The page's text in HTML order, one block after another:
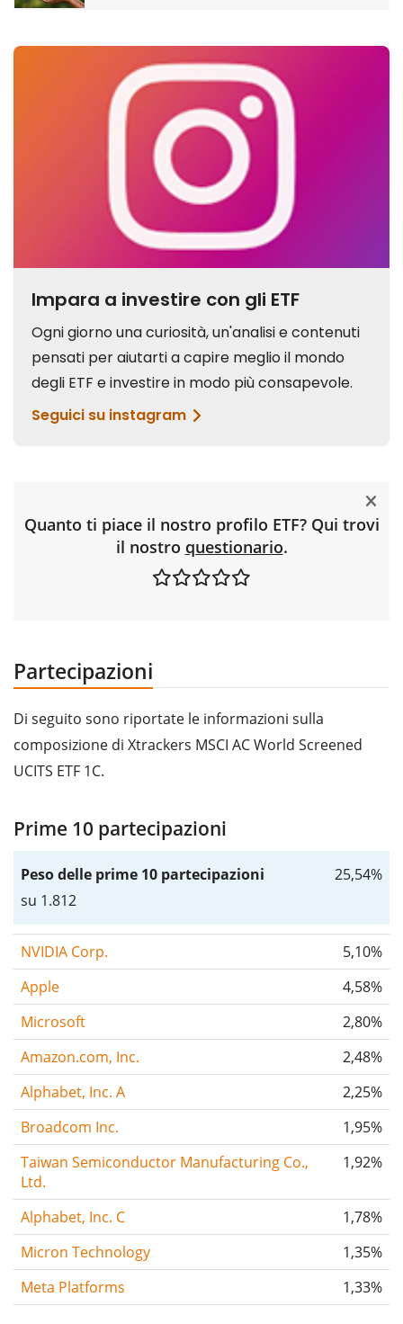
Quanto ti piace il nostro profilo ETF? Qui trovi
il nostro questionario.
Partecipazioni
Di seguito sono riportate le informazioni sulla
composizione di Xtrackers MSCI AC World Screened
UCITS ETF 1C.
Prime 10 partecipazioni
Peso delle prime 10 partecipazioni
su 1.812
25,54%
NVIDIA Corp.
5,10%
Apple
4,58%
Microsoft
2,80%
Amazon.com, Inc.
2,48%
Alphabet, Inc. A
2,25%
Broadcom Inc.
1,95%
Taiwan Semiconductor Manufacturing Co.,
Ltd.
1,92%
Alphabet, Inc. C
1,78%
Micron Technology
1,35%
Meta Platforms
1,33%